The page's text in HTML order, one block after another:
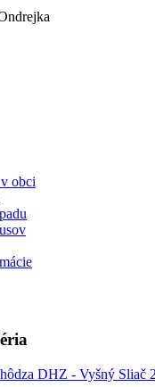
obci